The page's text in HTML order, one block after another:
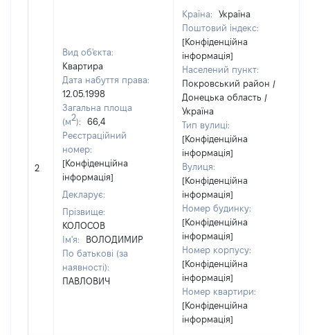
2
Вид об'єкта:
Квартира
Дата набуття права:
12.05.1998
Загальна площа
(м2):
66,4
Реєстраційний
номер:
[Конфіденційна
інформація]
Декларує:
Прізвище:
КОЛОСОВ
Ім'я:
ВОЛОДИМИР
По батькові (за
наявності):
ПАВЛОВИЧ
Країна:
Україна
Поштовий індекс:
[Конфіденційна
інформація]
Населений пункт:
Покровський район /
Донецька область /
Україна
Тип вулиці:
[Конфіденційна
інформація]
Вулиця:
[Конфіденційна
інформація]
Номер будинку:
[Конфіденційна
інформація]
Номер корпусу:
[Конфіденційна
інформація]
Номер квартири:
[Конфіденційна
інформація]